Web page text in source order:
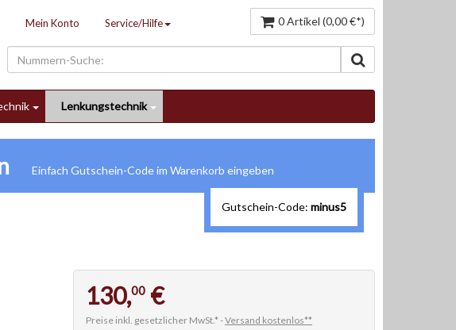
Mein Konto Service/Hilfe 0 Artikel (0,00 €*)
Lenkungstechnik
Gutschein-Code: minus5
130,00 €
Preise inkl. gesetzlicher MwSt.* -Versand kostenlos**